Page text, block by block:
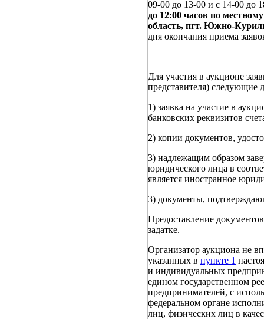
09-00 до 13-00 и с 14-00 до
до 12:00 часов по
область, пгт. Южно-
дня окончания приема
Для участия в аукционе
представителя) следующие
1) заявка на участие в
банковских реквизитов
2) копии документов,
3) надлежащим образом
юридического лица в
является иностранное
3) документы,
Предоставление
задатке.
Организатор аукциона не
указанных в пункте 1
и индивидуальных
едином государственном
предпринимателей, с
федеральном органе
лиц, физических лиц в